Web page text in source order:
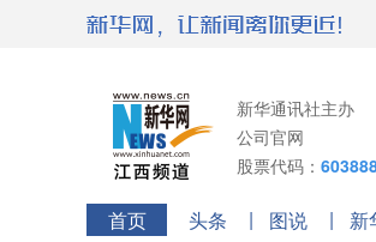
新华通讯社主办
公司官网
股票代码：
首页 头条 图说 新